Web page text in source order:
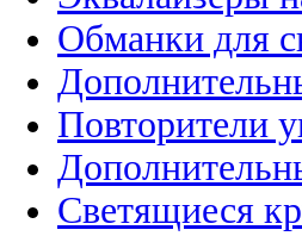
Обманки для
Повторители
Светящиеся